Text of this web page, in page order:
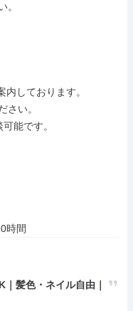
。
しております。
さい。
能です。
時間
髪色・ネイル自由｜